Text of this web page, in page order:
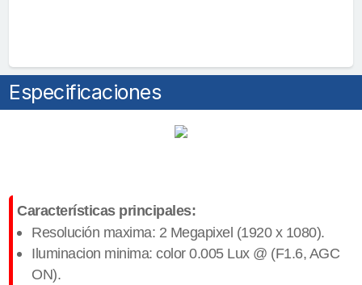
Especificaciones
Características principales:
Resolución maxima: 2 Megapixel (1920 x 1080).
Iluminacion minima: color 0.005 Lux @ (F1.6, AGC
ON).